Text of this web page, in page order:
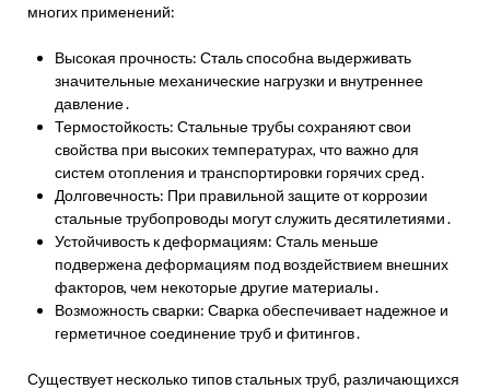
многих применений:
Высокая прочность: Сталь способна выдерживать
значительные механические нагрузки и внутреннее
давление․
Термостойкость: Стальные трубы сохраняют свои
свойства при высоких температурах, что важно для
систем отопления и транспортировки горячих сред․
Долговечность: При правильной защите от коррозии
стальные трубопроводы могут служить десятилетиями․
Устойчивость к деформациям: Сталь меньше
подвержена деформациям под воздействием внешних
факторов, чем некоторые другие материалы․
Возможность сварки: Сварка обеспечивает надежное и
герметичное соединение труб и фитингов․
Существует несколько типов стальных труб, различающихся